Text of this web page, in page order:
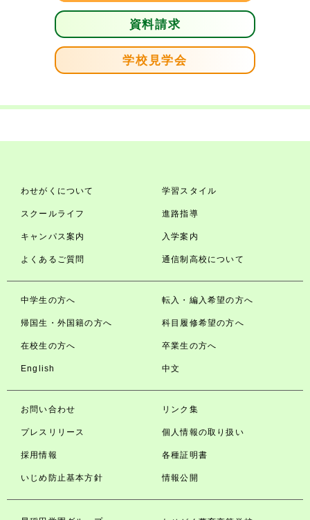
資料請求
学校見学会
わせがくについて 学習スタイル
スクールライフ 進路指導
キャンパス案内 入学案内
よくあるご質問 通信制高校について
中学生の方へ 転入・編入希望の方へ
帰国生・外国籍の方へ 科目履修希望の方へ
在校生の方へ 卒業生の方へ
English 中文
お問い合わせ リンク集
プレスリリース 個人情報の取り扱い
採用情報 各種証明書
いじめ防止基本方針 情報公開